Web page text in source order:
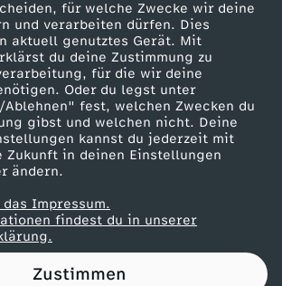
für welche Zwecke wir deine
und verarbeiten dürfen. Dies
aktuell genutztes Gerät. Mit
du deine Zustimmung zu
für die wir deine
Oder du legst unter
fest, welchen Zwecken du
gibst und welchen nicht. Deine
kannst du jederzeit mit
Zukunft in deinen Einstellungen
ändern.
Impressum.
findest du in unserer
Zustimmen